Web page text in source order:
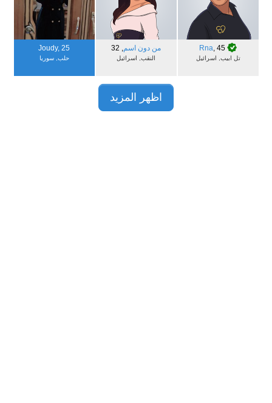
Rna,45
تل ابيب, اسرائيل
من دون اسم,
32
النقب, اسرائيل
Joudy,25
حلب‎, سوريا
اظهر المزيد